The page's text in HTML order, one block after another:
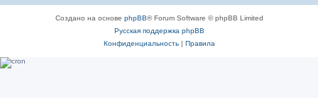
Создано на основе phpBB® Forum Software © phpBB Limited
Русская поддержка phpBB
Конфиденциальность| Правила